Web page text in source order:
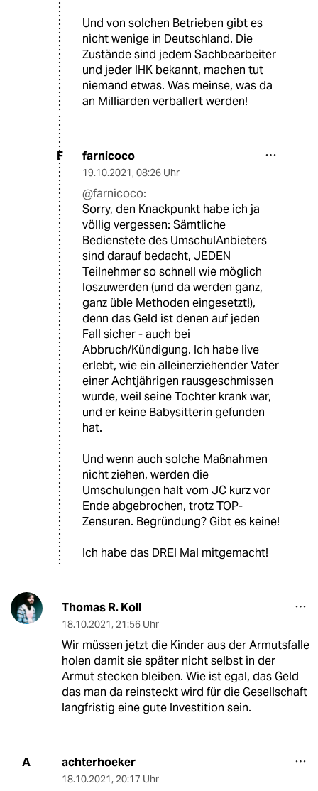
Und von solchen Betrieben gibt es
nicht wenige in Deutschland. Die
Zustände sind jedem Sachbearbeiter
und jeder IHK bekannt, machen tut
niemand etwas. Was meinse, was da
an Milliarden verballert werden!
F farnicoco
19.10.2021, 08:26 Uhr
@farnicoco:
Sorry, den Knackpunkt habe ich ja
völlig vergessen: Sämtliche
Bedienstete des UmschulAnbieters
sind darauf bedacht, JEDEN
Teilnehmer so schnell wie möglich
loszuwerden (und da werden ganz,
ganz üble Methoden eingesetzt!),
denn das Geld ist denen auf jeden
Fall sicher - auch bei
Abbruch/Kündigung. Ich habe live
erlebt, wie ein alleinerziehender Vater
einer Achtjährigen rausgeschmissen
wurde, weil seine Tochter krank war,
und er keine Babysitterin gefunden
hat.
Und wenn auch solche Maßnahmen
nicht ziehen, werden die
Umschulungen halt vom JC kurz vor
Ende abgebrochen, trotz TOP-
Zensuren. Begründung? Gibt es keine!
Ich habe das DREI Mal mitgemacht!
Thomas R. Koll
18.10.2021, 21:56 Uhr
Wir müssen jetzt die Kinder aus der Armutsfalle
holen damit sie später nicht selbst in der
Armut stecken bleiben. Wie ist egal, das Geld
das man da reinsteckt wird für die Gesellschaft
langfristig eine gute Investition sein.
A achterhoeker
18.10.2021, 20:17 Uhr